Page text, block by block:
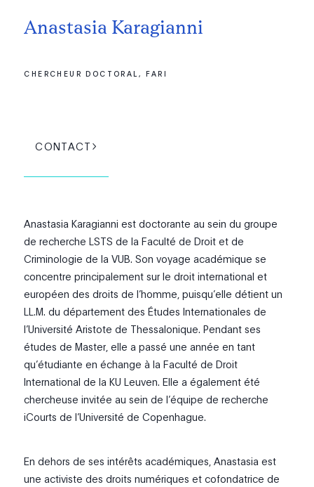
Anastasia Karagianni
CHERCHEUR DOCTORAL, FARI
CONTACT
Anastasia Karagianni est doctorante au sein du groupe
de recherche LSTS de la Faculté de Droit et de
Criminologie de la VUB. Son voyage académique se
concentre principalement sur le droit international et
européen des droits de l’homme, puisqu’elle détient un
LL.M. du département des Études Internationales de
l’Université Aristote de Thessalonique. Pendant ses
études de Master, elle a passé une année en tant
qu’étudiante en échange à la Faculté de Droit
International de la KU Leuven. Elle a également été
chercheuse invitée au sein de l’équipe de recherche
iCourts de l’Université de Copenhague.
En dehors de ses intérêts académiques, Anastasia est
une activiste des droits numériques et cofondatrice de